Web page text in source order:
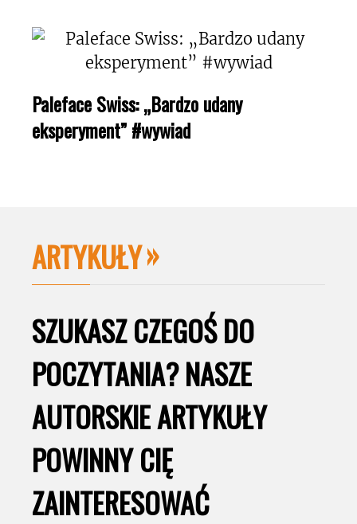
Paleface Swiss: „Bardzo udany
eksperyment” #wywiad
ARTYKUŁY
SZUKASZ CZEGOŚ DO
POCZYTANIA? NASZE
AUTORSKIE ARTYKUŁY
POWINNY CIĘ
ZAINTERESOWAĆ